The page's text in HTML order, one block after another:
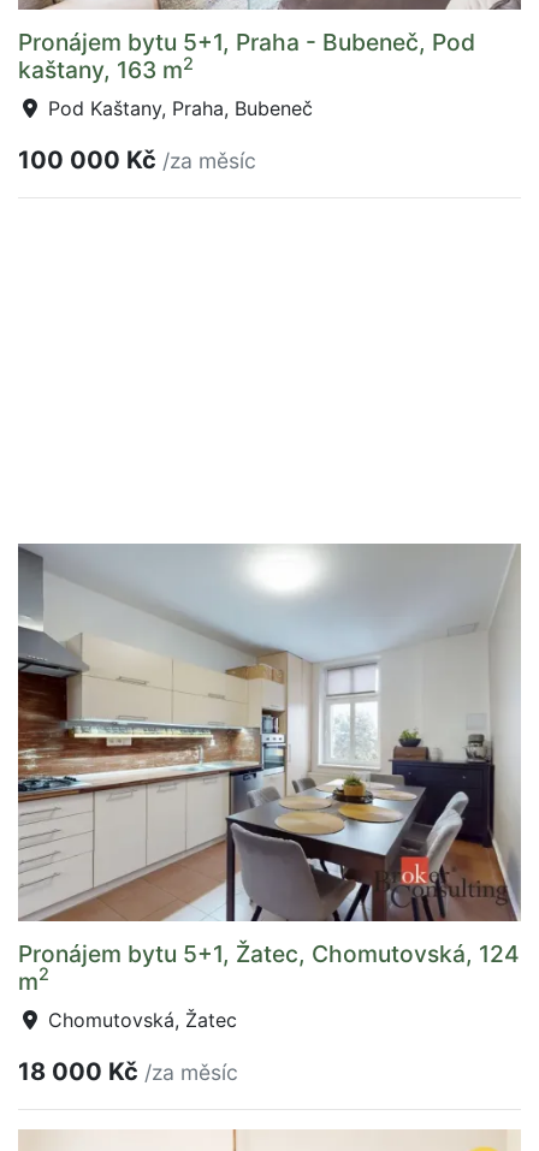
Pronájem bytu 5+1, Praha - Bubeneč, Pod
kaštany, 163 m2
Pod Kaštany, Praha, Bubeneč
100 000 Kč /za měsíc
Pronájem bytu 5+1, Žatec, Chomutovská, 124
m2
Chomutovská, Žatec
18 000 Kč /za měsíc